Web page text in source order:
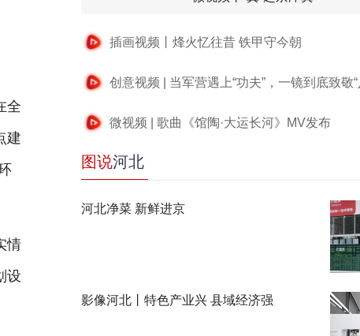
全
建
情
设
插画视频丨烽火忆往昔 铁甲守今朝
创意视频 | 当军营遇上“功夫”，一镜到底致敬“
微视频 | 歌曲《馆陶·大运长河》MV发布
图说河北
河北净菜 新鲜进京
影像河北丨特色产业兴 县域经济强